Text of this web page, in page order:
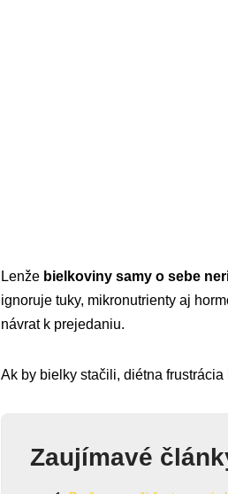
Lenže bielkoviny samy o sebe
ignoruje tuky, mikronutrienty aj
návrat k prejedaniu.
Ak by bielky stačili, diétna
Zaujímavé